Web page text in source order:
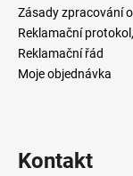
Zásady zpracování
Reklamační
Reklamační řád
Moje objednávka
Kontakt